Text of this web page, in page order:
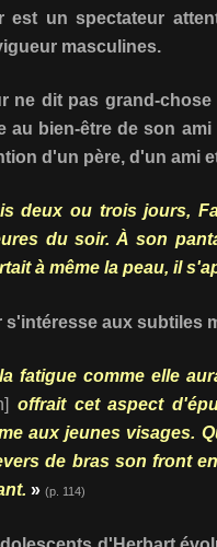
est un spectateur
masculines.
ne dit pas grand-
au bien-être de son
d'un père, d'un ami
deux ou trois jours,
du soir. À son
à même la peau, il
s'intéresse aux subtiles
fatigue comme elle
offrait cet aspect
aux jeunes visages.
de bras son front
» (p. 114)